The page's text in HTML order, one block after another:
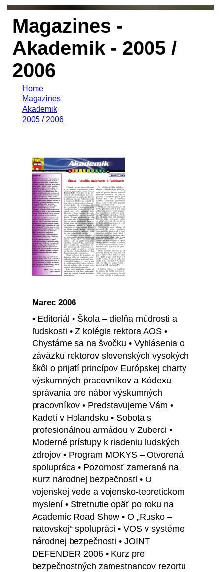
Magazines -
Akademik - 2005 /
2006
Home
Magazines
Akademik
2005 / 2006
Marec 2006
• Editoriál • Škola – dielňa múdrosti a
ľudskosti • Z kolégia rektora AOS •
Chystáme sa na švočku • Vyhlásenia o
záväzku rektorov slovenských vysokých
škôl o prijatí princípov Európskej charty
výskumných pracovníkov a Kódexu
správania pre nábor výskumných
pracovníkov • Predstavujeme Vám •
Kadeti v Holandsku • Sobota s
profesionálnou armádou v Zuberci •
Moderné prístupy k riadeniu ľudských
zdrojov • Program MOKYS – Otvorená
spolupráca • Pozornosť zameraná na
Kurz národnej bezpečnosti • O
vojenskej vede a vojensko-teoretickom
myslení • Stretnutie opäť po roku na
Academic Road Show • O „Rusko –
natovskej“ spolupráci • VOS v systéme
národnej bezpečnosti • JOINT
DEFENDER 2006 • Kurz pre
bezpečnostných zamestnancov rezortu